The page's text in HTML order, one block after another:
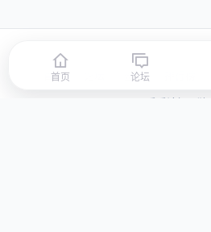
首页 签到
© 2026 LLBBS 乐乐论坛 · 独
首页 论坛